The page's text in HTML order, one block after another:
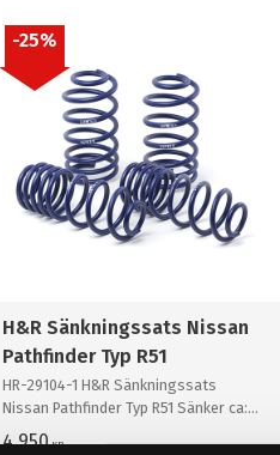
H&R Sänkningssats Nissan
Pathfinder Typ R51
HR-29104-1 H&R Sänkningssats
Nissan Pathfinder Typ R51 Sänker ca:
60mm
4 950KR
25%